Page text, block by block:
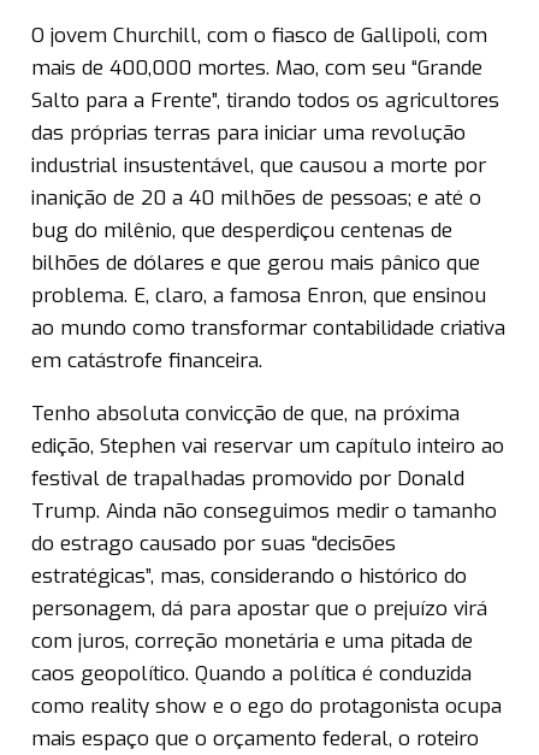
O jovem Churchill, com o fiasco de Gallipoli, com
mais de 400,000 mortes. Mao, com seu “Grande
Salto para a Frente”, tirando todos os agricultores
das próprias terras para iniciar uma revolução
industrial insustentável, que causou a morte por
inanição de 20 a 40 milhões de pessoas; e até o
bug do milênio, que desperdiçou centenas de
bilhões de dólares e que gerou mais pânico que
problema. E, claro, a famosa Enron, que ensinou
ao mundo como transformar contabilidade criativa
em catástrofe financeira.
Tenho absoluta convicção de que, na próxima
edição, Stephen vai reservar um capítulo inteiro ao
festival de trapalhadas promovido por Donald
Trump. Ainda não conseguimos medir o tamanho
do estrago causado por suas “decisões
estratégicas”, mas, considerando o histórico do
personagem, dá para apostar que o prejuízo virá
com juros, correção monetária e uma pitada de
caos geopolítico. Quando a política é conduzida
como reality show e o ego do protagonista ocupa
mais espaço que o orçamento federal, o roteiro